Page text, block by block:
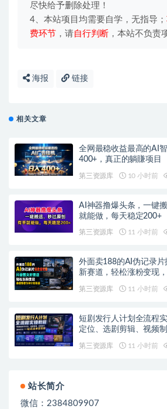
尽快给予删除处理！
4、本站项目均需要自学，无指导；
费环节 ，请自行判断 ，本站不负责
海报 链接
相关文章
全网最稳收益最高的AI
400+，真正的躺賺项目
第三资源库 10 小时前
AI神器撸爆头条，一键
就能做，每天稳定200+
第三资源库 11 小时前
外面卖188的AI伪记录
新赛道，轻松涨粉变现
第三资源库 11 小时前
短剧发行人计划全流程
定位、选剧剪辑、视频
第三资源库 11 小时前
站长简介
微信：2384809907